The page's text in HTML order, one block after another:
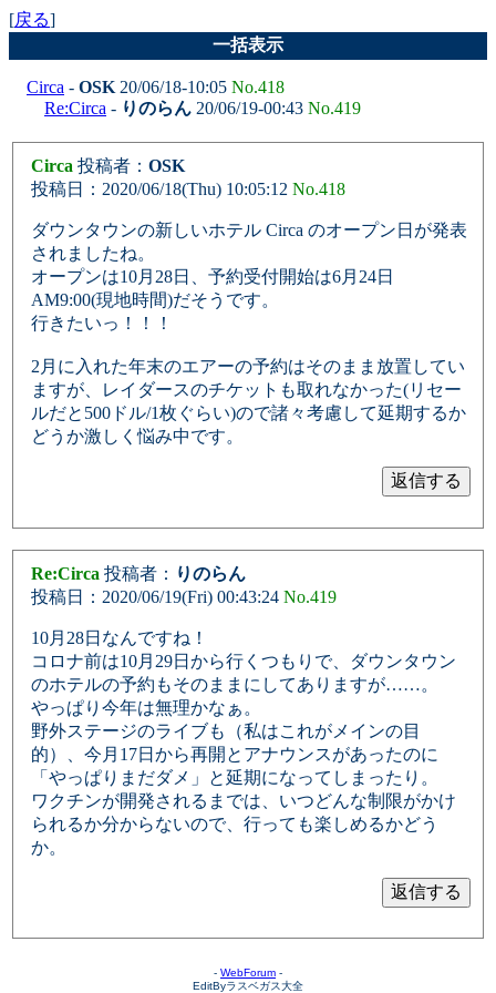
[戻る]
一括表示
Circa - OSK 20/06/18-10:05 No.418
Re:Circa - りのらん 20/06/19-00:43 No.419
Circa 投稿者： OSK
投稿日：2020/06/18(Thu) 10:05:12 No.418
ダウンタウンの新しいホテル Circa のオープン日が発表
されましたね。
オープンは10月28日、予約受付開始は6月24日
AM9:00(現地時間)だそうです。
行きたいっ！！！
2月に入れた年末のエアーの予約はそのまま放置してい
ますが、レイダースのチケットも取れなかった(リセー
ルだと500ドル/1枚ぐらい)ので諸々考慮して延期するか
どうか激しく悩み中です。
Re:Circa 投稿者： りのらん
投稿日：2020/06/19(Fri) 00:43:24 No.419
10月28日なんですね！
コロナ前は10月29日から行くつもりで、ダウンタウン
のホテルの予約もそのままにしてありますが……。
やっぱり今年は無理かなぁ。
野外ステージのライブも（私はこれがメインの目
的）、今月17日から再開とアナウンスがあったのに
「やっぱりまだダメ」と延期になってしまったり。
ワクチンが開発されるまでは、いつどんな制限がかけ
られるか分からないので、行っても楽しめるかどう
か。
- WebForum -
EditByラスベガス大全